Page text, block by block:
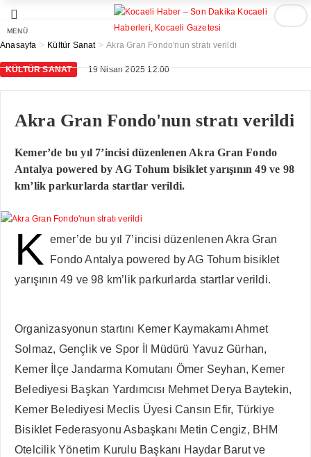
MENÜ
Anasayfa > Kültür Sanat >Akra Gran Fondo'nun stratı verildi
KÜLTÜR SANAT 19 Nisan 2025 12:00
Akra Gran Fondo'nun stratı verildi
Kemer’de bu yıl 7’incisi düzenlenen Akra Gran Fondo
Antalya powered by AG Tohum bisiklet yarışının 49 ve 98
km’lik parkurlarda startlar verildi.
K
emer’de bu yıl 7’incisi düzenlenen Akra Gran
Fondo Antalya powered by AG Tohum bisiklet
yarışının 49 ve 98 km’lik parkurlarda startlar verildi.
Organizasyonun startını Kemer Kaymakamı Ahmet
Solmaz, Gençlik ve Spor İl Müdürü Yavuz Gürhan,
Kemer İlçe Jandarma Komutanı Ömer Seyhan, Kemer
Belediyesi Başkan Yardımcısı Mehmet Derya Baytekin,
Kemer Belediyesi Meclis Üyesi Cansın Efir, Türkiye
Bisiklet Federasyonu Asbaşkanı Metin Cengiz, BHM
Otelcilik Yönetim Kurulu Başkanı Haydar Barut ve